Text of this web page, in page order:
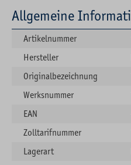
Allgemeine
Artikelnummer
Hersteller
Originalbezeichnung
Werksnummer
EAN
Zolltarifnummer
Lagerart